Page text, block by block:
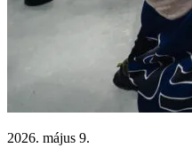
2026. május 9.